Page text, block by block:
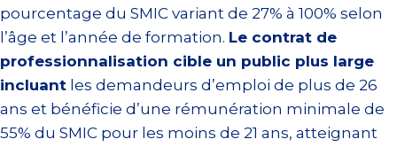
pourcentage du SMIC variant de 27% à 100% selon
l’âge et l’année de formation. Le contrat de
professionnalisation cible un public plus large
incluant les demandeurs d’emploi de plus de 26
ans et bénéficie d’une rémunération minimale de
55% du SMIC pour les moins de 21 ans, atteignant